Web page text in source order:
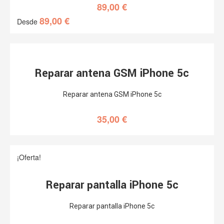
89,00€
Desde 89,00€
Reparar antena GSM iPhone 5c
Reparar antena GSM iPhone 5c
35,00€
¡Oferta!
Reparar pantalla iPhone 5c
Reparar pantalla iPhone 5c